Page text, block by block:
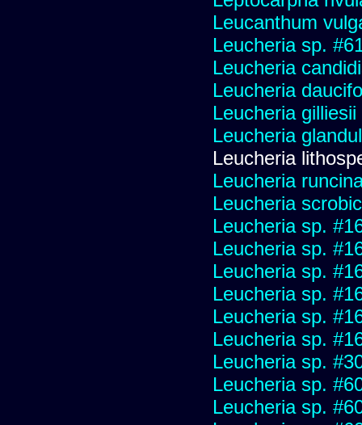
Leucanthum
Leucheria sp.
Leucheria
Leucheria
Leucheria
Leucheria
Leucheria
Leucheria
Leucheria
Leucheria sp.
Leucheria sp.
Leucheria sp.
Leucheria sp.
Leucheria sp.
Leucheria sp.
Leucheria sp.
Leucheria sp.
Leucheria sp.